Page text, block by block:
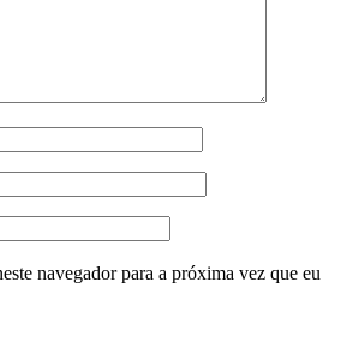
navegador para a próxima vez que eu